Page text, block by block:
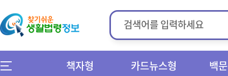
책자형 카드뉴스형 백